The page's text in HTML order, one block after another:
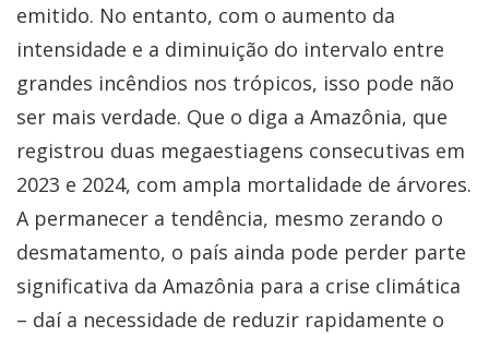
emitido. No entanto, com o aumento da
intensidade e a diminuição do intervalo entre
grandes incêndios nos trópicos, isso pode não
ser mais verdade. Que o diga a Amazônia, que
registrou duas megaestiagens consecutivas em
2023 e 2024, com ampla mortalidade de árvores.
A permanecer a tendência, mesmo zerando o
desmatamento, o país ainda pode perder parte
significativa da Amazônia para a crise climática
– daí a necessidade de reduzir rapidamente o